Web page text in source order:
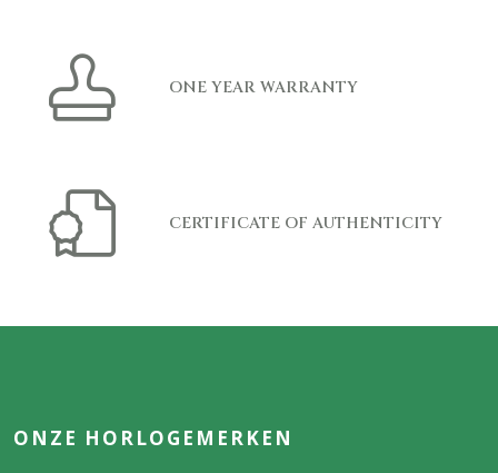
ONE YEAR WARRANTY
CERTIFICATE OF AUTHENTICITY
ONZE HORLOGEMERKEN